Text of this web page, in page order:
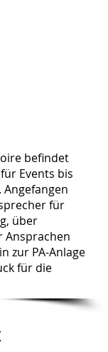
befindet
Events bis
Angefangen
für
über
Ansprachen
zur PA-Anlage
für die